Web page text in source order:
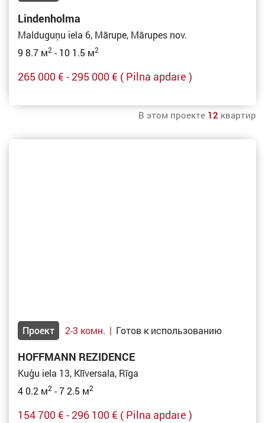
Lindenholma
Malduguņu iela 6, Mārupe, Mārupes nov.
9 8.7 м2 - 10 1.5 м2
265 000 € - 295 000 € ( Pilna apdare )
В этом проекте 12 квартир
Проект 2-3 комн. | Готов к использованию
HOFFMANN REZIDENCE
Kuģu iela 13, Klīversala, Rīga
4 0.2 м2 - 7 2.5 м2
154 700 € - 296 100 € ( Pilna apdare )